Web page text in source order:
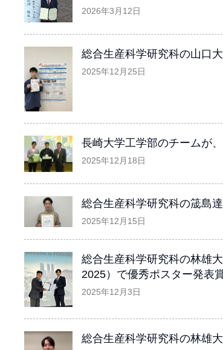
2026年3月12日
総合生産科学研究科の山口
2025年12月25日
長崎大学工学部のチームが
2025年12月18日
総合生産科学研究科の筬島
2025年12月15日
総合生産科学研究科の林雄
2025）で優秀ポスター発表
2025年12月3日
総合生産科学研究科の林雄